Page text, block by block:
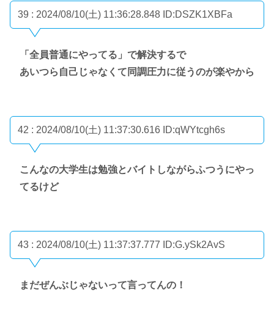
39 : 2024/08/10(土) 11:36:28.848 ID:DSZK1XBFa
「全員普通にやってる」で解決するで
あいつら自己じゃなくて同調圧力に従うのが楽やから
42 : 2024/08/10(土) 11:37:30.616 ID:qWYtcgh6s
こんなの大学生は勉強とバイトしながらふつうにやっ
てるけど
43 : 2024/08/10(土) 11:37:37.777 ID:G.ySk2AvS
まだぜんぶじゃないって言ってんの！